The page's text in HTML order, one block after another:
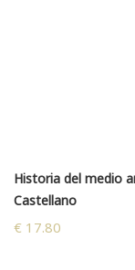
Historia del medio
Castellano
€ 17.80